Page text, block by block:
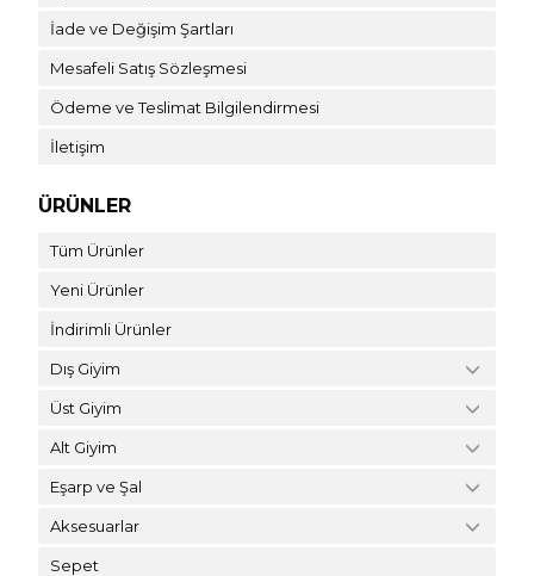
İade ve Değişim Şartları
Mesafeli Satış Sözleşmesi
Ödeme ve Teslimat Bilgilendirmesi
İletişim
ÜRÜNLER
Tüm Ürünler
Yeni Ürünler
İndirimli Ürünler
Dış Giyim
Üst Giyim
Alt Giyim
Eşarp ve Şal
Aksesuarlar
Sepet